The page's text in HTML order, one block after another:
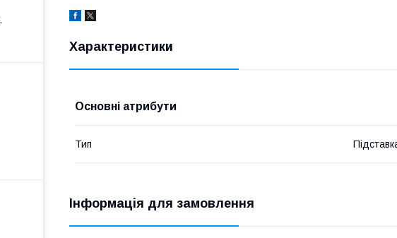
Характеристики
Основні атрибути
Тип
Інформація для замовлення